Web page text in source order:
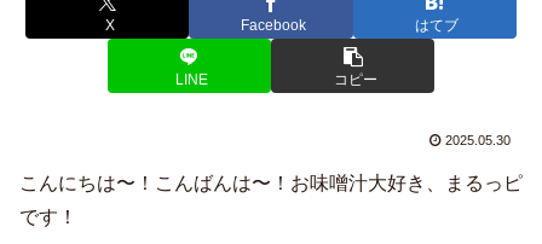
X Facebook はてブ
LINE コピー
2025.05.30
こんにちは〜！こんばんは〜！お味噌汁大好き、まるっピ
です！